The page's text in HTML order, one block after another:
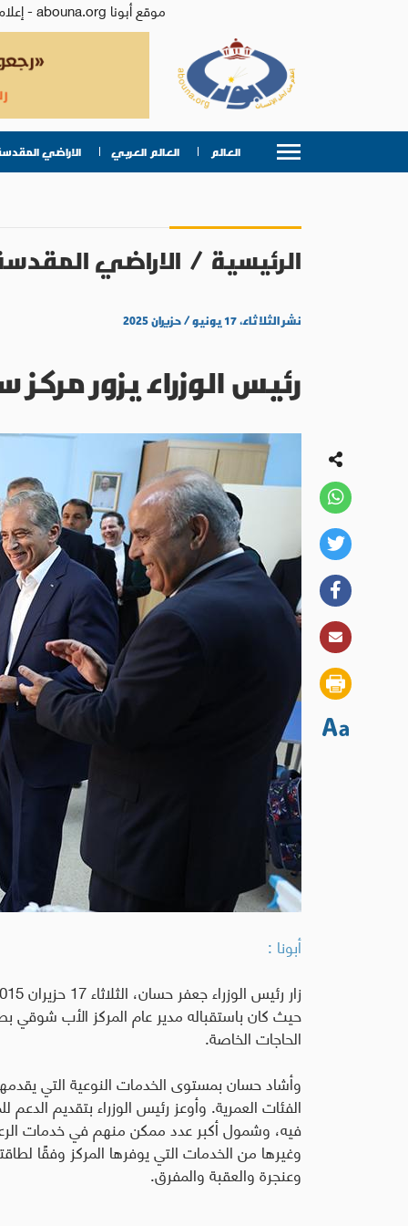
موقع أبونا abouna.org - إعلام من أجل الإنسان | يصدر عن المركز الكاثوليكي للدراسات والإعلام في الأردن - رئيس التحرير: الأب د.رفعت بدر
العالم العالم العربي الاراضي
الرئيسية / الاراضي
نشر الثلاثاء، ١٧ يونيو / حزيران ٢٠٢٥
رئيس الوزراء يزور
أبونا :
حيث كان باستقباله مدير عام المركز الأب شوقي
الحاجات الخاصة.
وأشاد حسان بمستوى الخدمات النوعية التي
الفئات العمرية. وأوعز رئيس الوزراء بتقديم
فيه، وشمول أكبر عدد ممكن منهم في خدمات
وغيرها من الخدمات التي يوفرها المركز وفقًا
وعنجرة والعقبة والمفرق.